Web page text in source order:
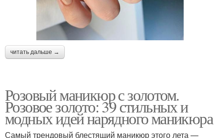
читать дальше →
Розовый маникюр с золотом.
Розовое золото: 39 стильных и
модных идей нарядного маникюра
Самый трендовый блестящий маникюр этого лета —